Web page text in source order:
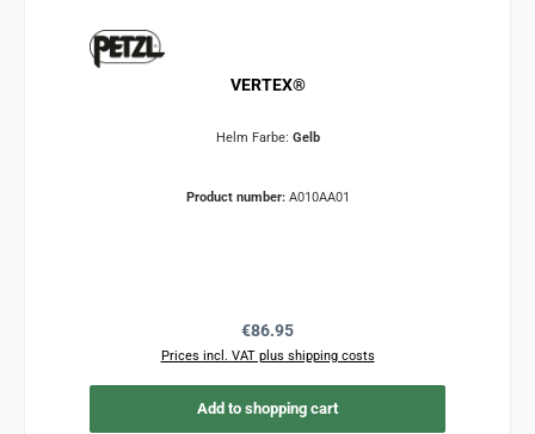
VERTEX®
Helm Farbe: Gelb
Product number: A010AA01
Regular price:
€86.95
Prices incl. VAT plus shipping costs
Add to shopping cart